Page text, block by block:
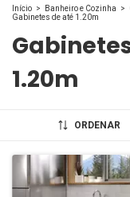
Início > Banheiro e Cozinha >
Gabinetes de até 1.20m
1.20m
ORDENAR